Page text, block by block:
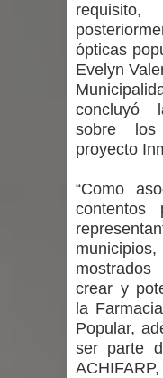
Dos
un
ópticas
Evelyn
concluyó
sobre
proyecto
“Como
crear y
la
Popular,
ser parte